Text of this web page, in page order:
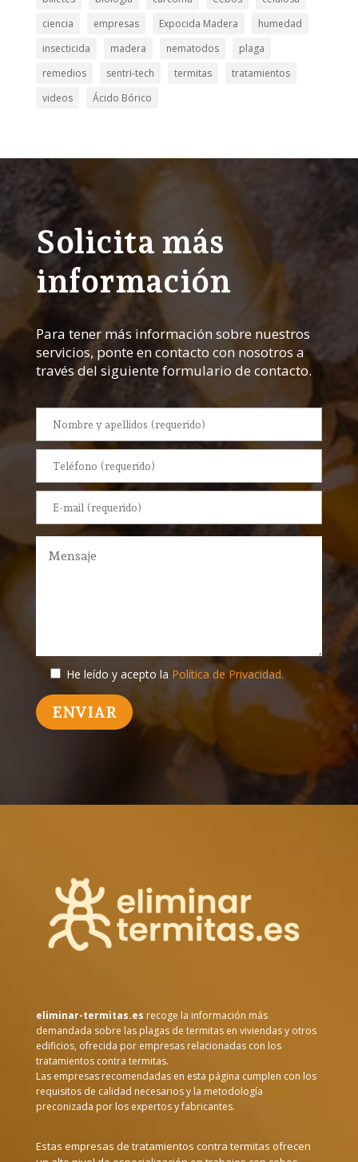
ciencia
empresas Expocida Madera
humedad
insecticida
madera nematodos
plaga
remedios
sentri-tech termitas
tratamientos
videos
Ácido Bórico
Solicita más
información
Para tener más información sobre nuestros
servicios, ponte en contacto con nosotros a
través del siguiente formulario de contacto.
He leído y acepto la Política de Privacidad.
eliminar-termitas.es recoge la información más
demandada sobre las plagas de termitas en viviendas y otros
edificios, ofrecida por empresas relacionadas con los
tratamientos contra termitas.
Las empresas recomendadas en esta página cumplen con los
requisitos de calidad necesarios y la metodología
preconizada por los expertos y fabricantes.
Estas empresas de tratamientos contra termitas ofrecen